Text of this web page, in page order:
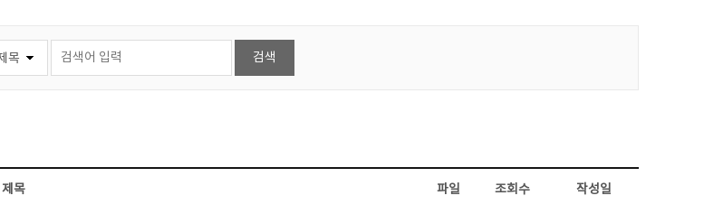
제목 파일 조회수 작성일